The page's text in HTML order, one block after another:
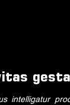
intelligatur